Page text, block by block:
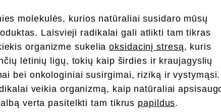
molekulės, kurios natūraliai susidaro mūsų
Laisvieji radikalai gali atlikti tam tikras
organizme sukeliaoksidacinį stresą, kuris
lėtinių ligų, tokių kaip širdies ir kraujagyslių
bei onkologiniai susirgimai, riziką ir vystymąsi.
veikia organizmą, kaip natūraliai
verta pasitelkti tam tikrus papildus.